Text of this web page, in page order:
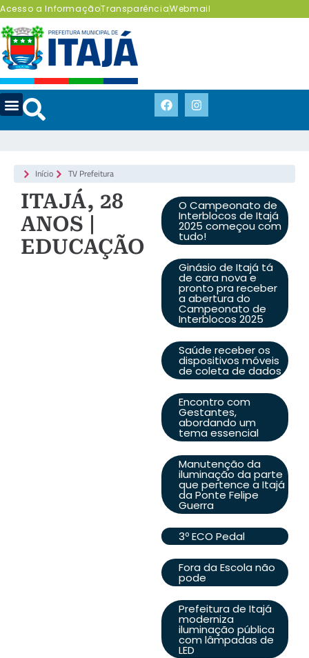
Acesso a InformaçãoTransparênciaWebmail
Início TV Prefeitura
ITAJÁ, 28
ANOS |
EDUCAÇÃO
O Campeonato de
Interblocos de Itajá
2025 começou com
tudo!
Ginásio de Itajá tá
de cara nova e
pronto pra receber
a abertura do
Campeonato de
Interblocos 2025
Saúde receber os
dispositivos móveis
de coleta de dados
Encontro com
Gestantes,
abordando um
tema essencial
Manutenção da
iluminação da parte
que pertence a Itajá
da Ponte Felipe
Guerra
3º ECO Pedal
Fora da Escola não
pode
Prefeitura de Itajá
moderniza
iluminação pública
com lâmpadas de
LED